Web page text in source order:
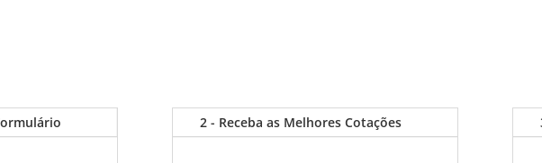
2 - Receba as Melhores Cotações